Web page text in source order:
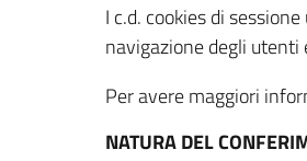
I c.d. cookies di
navigazione degli utenti
Per avere maggiori
NATURA DEL